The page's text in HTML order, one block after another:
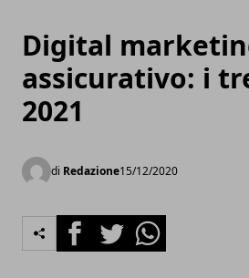
Digital
assicurativo: i
2021
di Redazione15/12/2020
FacebookTwitterWhatsapp